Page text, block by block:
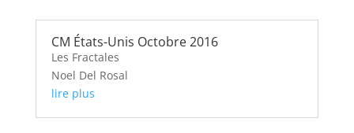
CM États-Unis Octobre 2016
Les Fractales
Noel Del Rosal
lire plus